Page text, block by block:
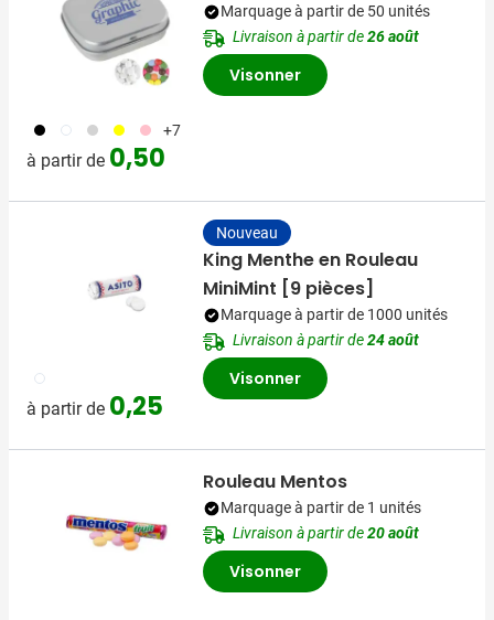
001 002 027 006 017 +7
à partir de 0,50
Marquage à partir de 50 unités
Livraison à partir de26 août
Visonner
002
à partir de 0,25
Nouveau
King Menthe en Rouleau
MiniMint [9 pièces]
Marquage à partir de 1000 unités
Livraison à partir de24 août
Visonner
Rouleau Mentos
Marquage à partir de 1 unités
Livraison à partir de20 août
Visonner